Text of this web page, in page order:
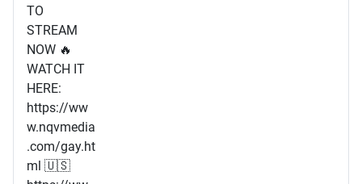
TO
STREAM
NOW 🔥
WATCH IT
HERE:
https://ww
w.nqvmedia
.com/gay.ht
ml 🇺🇸